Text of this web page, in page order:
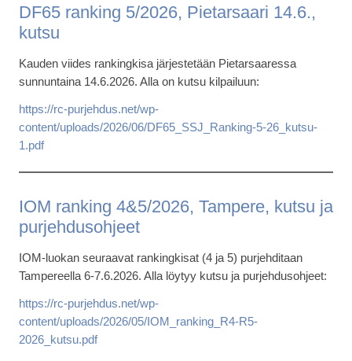
DF65 ranking 5/2026, Pietarsaari 14.6.,
kutsu
Kauden viides rankingkisa järjestetään Pietarsaaressa
sunnuntaina 14.6.2026. Alla on kutsu kilpailuun:
https://rc-purjehdus.net/wp-
content/uploads/2026/06/DF65_SSJ_Ranking-5-26_kutsu-
1.pdf
IOM ranking 4&5/2026, Tampere, kutsu ja
purjehdusohjeet
IOM-luokan seuraavat rankingkisat (4 ja 5) purjehditaan
Tampereella 6-7.6.2026. Alla löytyy kutsu ja purjehdusohjeet:
https://rc-purjehdus.net/wp-
content/uploads/2026/05/IOM_ranking_R4-R5-
2026_kutsu.pdf